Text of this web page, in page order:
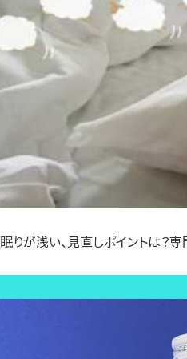
眠りが浅い、見直しポイントは？